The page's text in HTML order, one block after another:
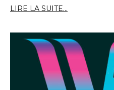
LIRE LA SUITE...